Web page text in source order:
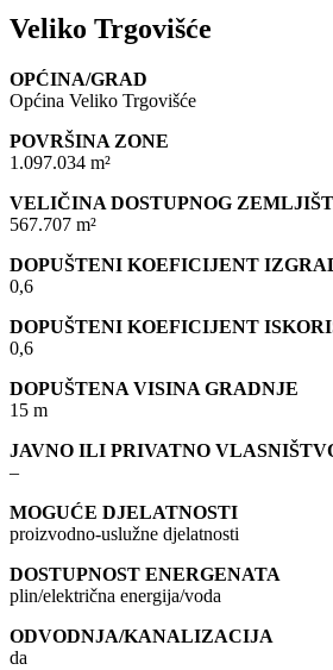
Veliko Trgovišće
OPĆINA/GRAD
Općina Veliko Trgovišće
POVRŠINA ZONE
1.097.034 m²
VELIČINA DOSTUPNOG
567.707 m²
DOPUŠTENI KOEFICIJENT
0,6
DOPUŠTENI KOEFICIJENT
0,6
DOPUŠTENA VISINA GRADNJE
15 m
JAVNO ILI PRIVATNO
–
MOGUĆE DJELATNOSTI
proizvodno-uslužne djelatnosti
DOSTUPNOST ENERGENATA
plin/električna energija/voda
ODVODNJA/KANALIZACIJA
da